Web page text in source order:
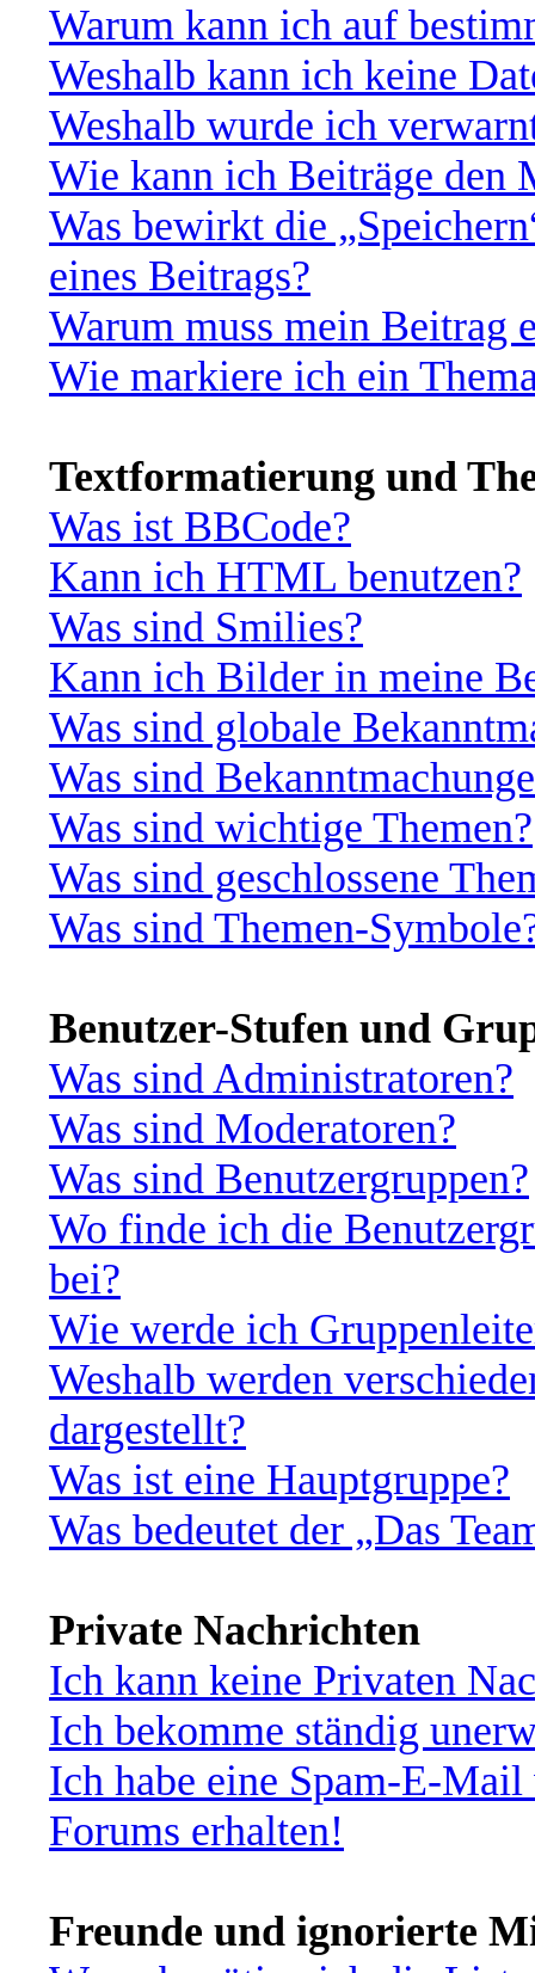
Warum kann ich auf
Weshalb kann ich keine
Weshalb wurde ich
Wie kann ich Beiträge den
Was bewirkt die
eines Beitrags?
Warum muss mein Beitrag
Wie markiere ich ein
Textformatierung und
Was ist BBCode?
Kann ich HTML benutzen?
Was sind Smilies?
Kann ich Bilder in meine
Was sind globale
Was sind
Was sind wichtige Themen?
Was sind geschlossene
Was sind Themen-
Benutzer-Stufen und
Was sind Administratoren?
Was sind Moderatoren?
Was sind Benutzergruppen?
Wo finde ich die
bei?
Wie werde ich
Weshalb werden
dargestellt?
Was ist eine Hauptgruppe?
Was bedeutet der „Das
Private Nachrichten
Ich kann keine Privaten
Ich bekomme ständig
Ich habe eine Spam-E-
Forums erhalten!
Freunde und ignorierte